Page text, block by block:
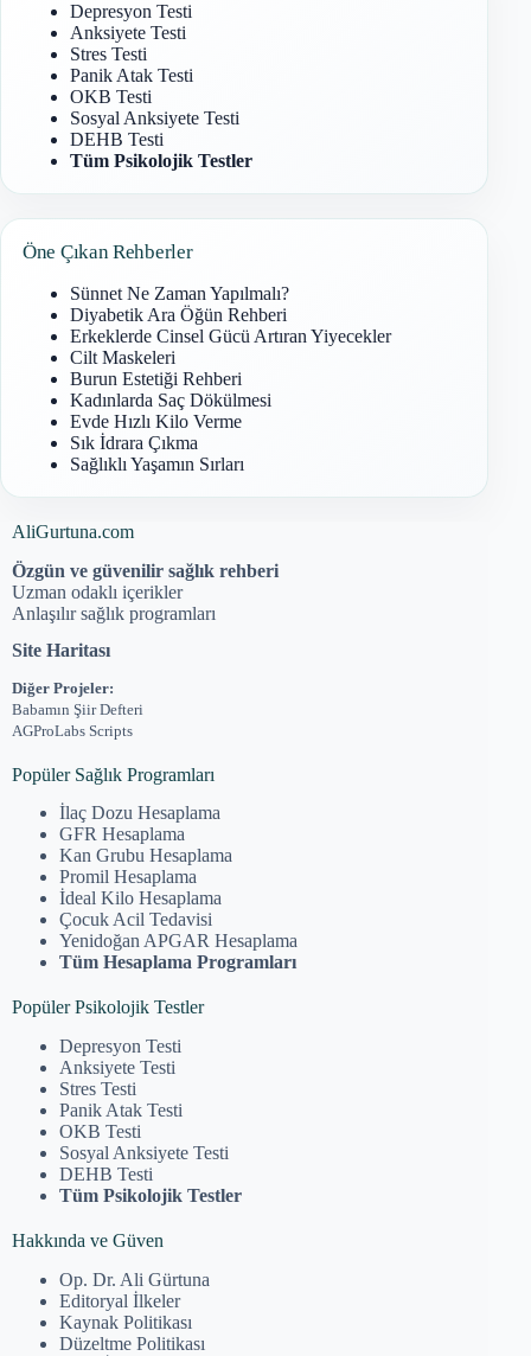
Depresyon Testi
Anksiyete Testi
Stres Testi
Panik Atak Testi
OKB Testi
Sosyal Anksiyete Testi
DEHB Testi
Tüm Psikolojik Testler
Öne Çıkan Rehberler
Sünnet Ne Zaman Yapılmalı?
Diyabetik Ara Öğün Rehberi
Erkeklerde Cinsel Gücü Artıran Yiyecekler
Cilt Maskeleri
Burun Estetiği Rehberi
Kadınlarda Saç Dökülmesi
Evde Hızlı Kilo Verme
Sık İdrara Çıkma
Sağlıklı Yaşamın Sırları
AliGurtuna.com
Özgün ve güvenilir sağlık rehberi
Uzman odaklı içerikler
Anlaşılır sağlık programları
Site Haritası
Diğer Projeler:
Babamın Şiir Defteri
AGProLabs Scripts
Popüler Sağlık Programları
İlaç Dozu Hesaplama
GFR Hesaplama
Kan Grubu Hesaplama
Promil Hesaplama
İdeal Kilo Hesaplama
Çocuk Acil Tedavisi
Yenidoğan APGAR Hesaplama
Tüm Hesaplama Programları
Popüler Psikolojik Testler
Depresyon Testi
Anksiyete Testi
Stres Testi
Panik Atak Testi
OKB Testi
Sosyal Anksiyete Testi
DEHB Testi
Tüm Psikolojik Testler
Hakkında ve Güven
Op. Dr. Ali Gürtuna
Editoryal İlkeler
Kaynak Politikası
Düzeltme Politikası